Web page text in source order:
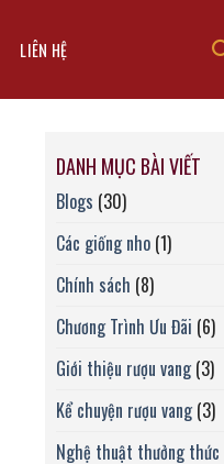
LIÊN HỆ
DANH MỤC BÀI VIẾT
Blogs (30)
Các giống nho(1)
Chính sách (8)
Chương Trình Ưu Đãi (6)
Giới thiệu rượu vang(3)
Kể chuyện rượu vang(3)
Nghệ thuật thưởng thức